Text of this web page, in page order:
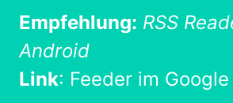
Empfehlung: RSS
Android
Link: Feeder im